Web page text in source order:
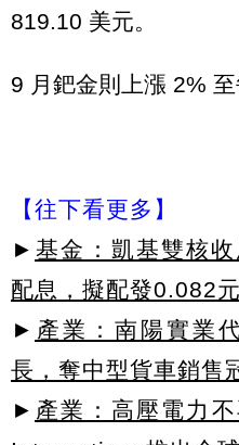
819.10 美元。
9 月鈀金則上漲 2%
【往下看更多】
► 基金：凱基雙核
配息，擬配發0.082
► 產業：南陽實業
長，奪中型貨車銷售
► 產業：高壓電力